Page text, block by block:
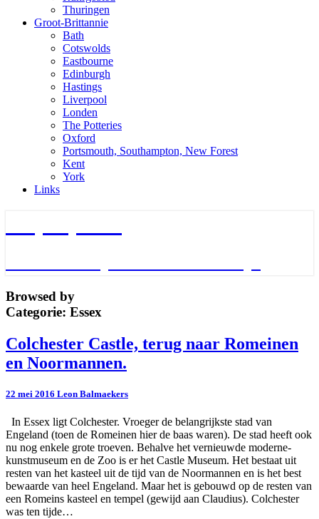
Thuringen
Groot-Brittannie
Bath
Cotswolds
Eastbourne
Edinburgh
Hastings
Liverpool
Londen
The Potteries
Oxford
Portsmouth, Southampton, New Forest
Kent
York
Links
Browsed by
Categorie: Essex
Colchester
Castle,
terug
Romeinen
Noormannen.
Colchester Castle, terug naar Romeinen
en Noormannen.
22 mei 2016 Leon Balmaekers
In Essex ligt Colchester. Vroeger de belangrijkste stad van
Engeland (toen de Romeinen hier de baas waren). De stad heeft ook
nu nog enkele grote troeven. Behalve het vernieuwde moderne-
kunstmuseum en de Zoo is er het Castle Museum. Het bestaat uit
resten van het kasteel uit de tijd van de Noormannen en is het best
bewaarde van heel Engeland. Maar het is gebouwd op de resten van
een Romeins kasteel en tempel (gewijd aan Claudius). Colchester
was ten tijde…